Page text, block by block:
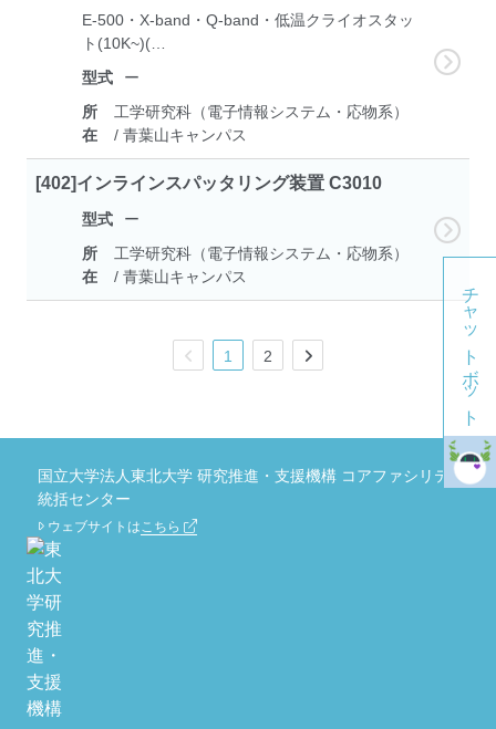
E-500・X-band・Q-band・低温クライオスタッ
ト(10K~)(…
型式
ー
所
在
工学研究科（電子情報システム・応物系）
/ 青葉山キャンパス
[402]インラインスパッタリング装置 C3010
型式
ー
所
在
工学研究科（電子情報システム・応物系）
/ 青葉山キャンパス
1 2 チャットボット
国立大学法人東北大学 研究推進・支援機構 コアファシリティ
統括センター
ウェブサイトはこちら